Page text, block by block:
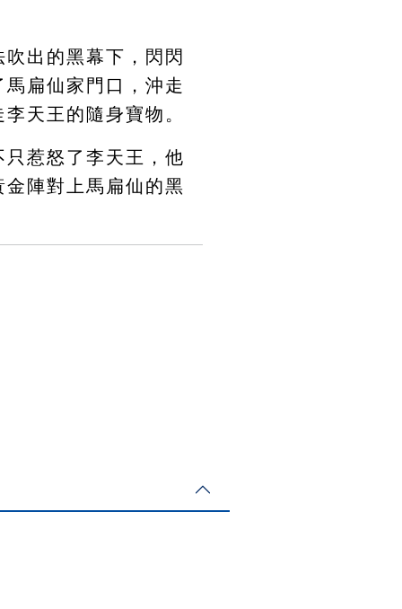
出的黑幕下，閃閃
扁仙家門口，沖走
天王的隨身寶物。
惹怒了李天王，他
陣對上馬扁仙的黑